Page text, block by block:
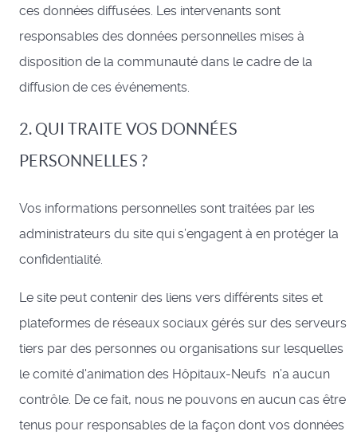
ces données diffusées. Les intervenants sont
responsables des données personnelles mises à
disposition de la communauté dans le cadre de la
diffusion de ces événements.
2. QUI TRAITE VOS DONNÉES
PERSONNELLES ?
Vos informations personnelles sont traitées par les
administrateurs du site qui s’engagent à en protéger la
confidentialité.
Le site peut contenir des liens vers différents sites et
plateformes de réseaux sociaux gérés sur des serveurs
tiers par des personnes ou organisations sur lesquelles
le comité d'animation des Hôpitaux-Neufs n’a aucun
contrôle. De ce fait, nous ne pouvons en aucun cas être
tenus pour responsables de la façon dont vos données